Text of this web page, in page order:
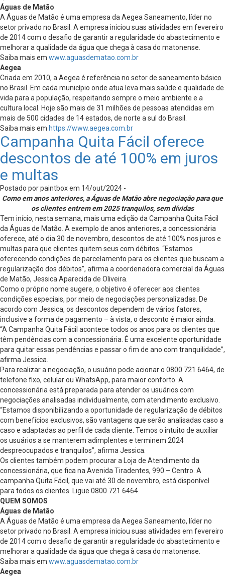
Águas de Matão
A Águas de Matão é uma empresa da Aegea Saneamento, líder no
setor privado no Brasil. A empresa iniciou suas atividades em fevereiro
de 2014 com o desafio de garantir a regularidade do abastecimento e
melhorar a qualidade da água que chega à casa do matonense.
Saiba mais em www.aguasdematao.com.br
Aegea
Criada em 2010, a Aegea é referência no setor de saneamento básico
no Brasil. Em cada município onde atua leva mais saúde e qualidade de
vida para a população, respeitando sempre o meio ambiente e a
cultura local. Hoje são mais de 31 milhões de pessoas atendidas em
mais de 500 cidades de 14 estados, de norte a sul do Brasil.
Saiba mais em https://www.aegea.com.br
Campanha Quita Fácil oferece
descontos de até 100% em juros
e multas
Postado por paintbox em 14/out/2024 -
Como em anos anteriores, a Águas de Matão abre negociação para que
os clientes entrem em 2025 tranquilos, sem dívidas
Tem início, nesta semana, mais uma edição da Campanha Quita Fácil
da Águas de Matão. A exemplo de anos anteriores, a concessionária
oferece, até o dia 30 de novembro, descontos de até 100% nos juros e
multas para que clientes quitem seus com débitos. “Estamos
oferecendo condições de parcelamento para os clientes que buscam a
regularização dos débitos”, afirma a coordenadora comercial da Águas
de Matão, Jessica Aparecida de Oliveira.
Como o próprio nome sugere, o objetivo é oferecer aos clientes
condições especiais, por meio de negociações personalizadas. De
acordo com Jessica, os descontos dependem de vários fatores,
inclusive a forma de pagamento – à vista, o desconto é maior ainda.
“A Campanha Quita Fácil acontece todos os anos para os clientes que
têm pendências com a concessionária. É uma excelente oportunidade
para quitar essas pendências e passar o fim de ano com tranquilidade”,
afirma Jessica.
Para realizar a negociação, o usuário pode acionar o 0800 721 6464, de
telefone fixo, celular ou WhatsApp, para maior conforto. A
concessionária está preparada para atender os usuários com
negociações analisadas individualmente, com atendimento exclusivo.
“Estamos disponibilizando a oportunidade de regularização de débitos
com benefícios exclusivos, são vantagens que serão analisadas caso a
caso e adaptadas ao perfil de cada cliente. Temos o intuito de auxiliar
os usuários a se manterem adimplentes e terminem 2024
despreocupados e tranquilos”, afirma Jessica.
Os clientes também podem procurar a Loja de Atendimento da
concessionária, que fica na Avenida Tiradentes, 990 – Centro. A
campanha Quita Fácil, que vai até 30 de novembro, está disponível
para todos os clientes. Ligue 0800 721 6464.
QUEM SOMOS
Águas de Matão
A Águas de Matão é uma empresa da Aegea Saneamento, líder no
setor privado no Brasil. A empresa iniciou suas atividades em fevereiro
de 2014 com o desafio de garantir a regularidade do abastecimento e
melhorar a qualidade da água que chega à casa do matonense.
Saiba mais em www.aguasdematao.com.br
Aegea